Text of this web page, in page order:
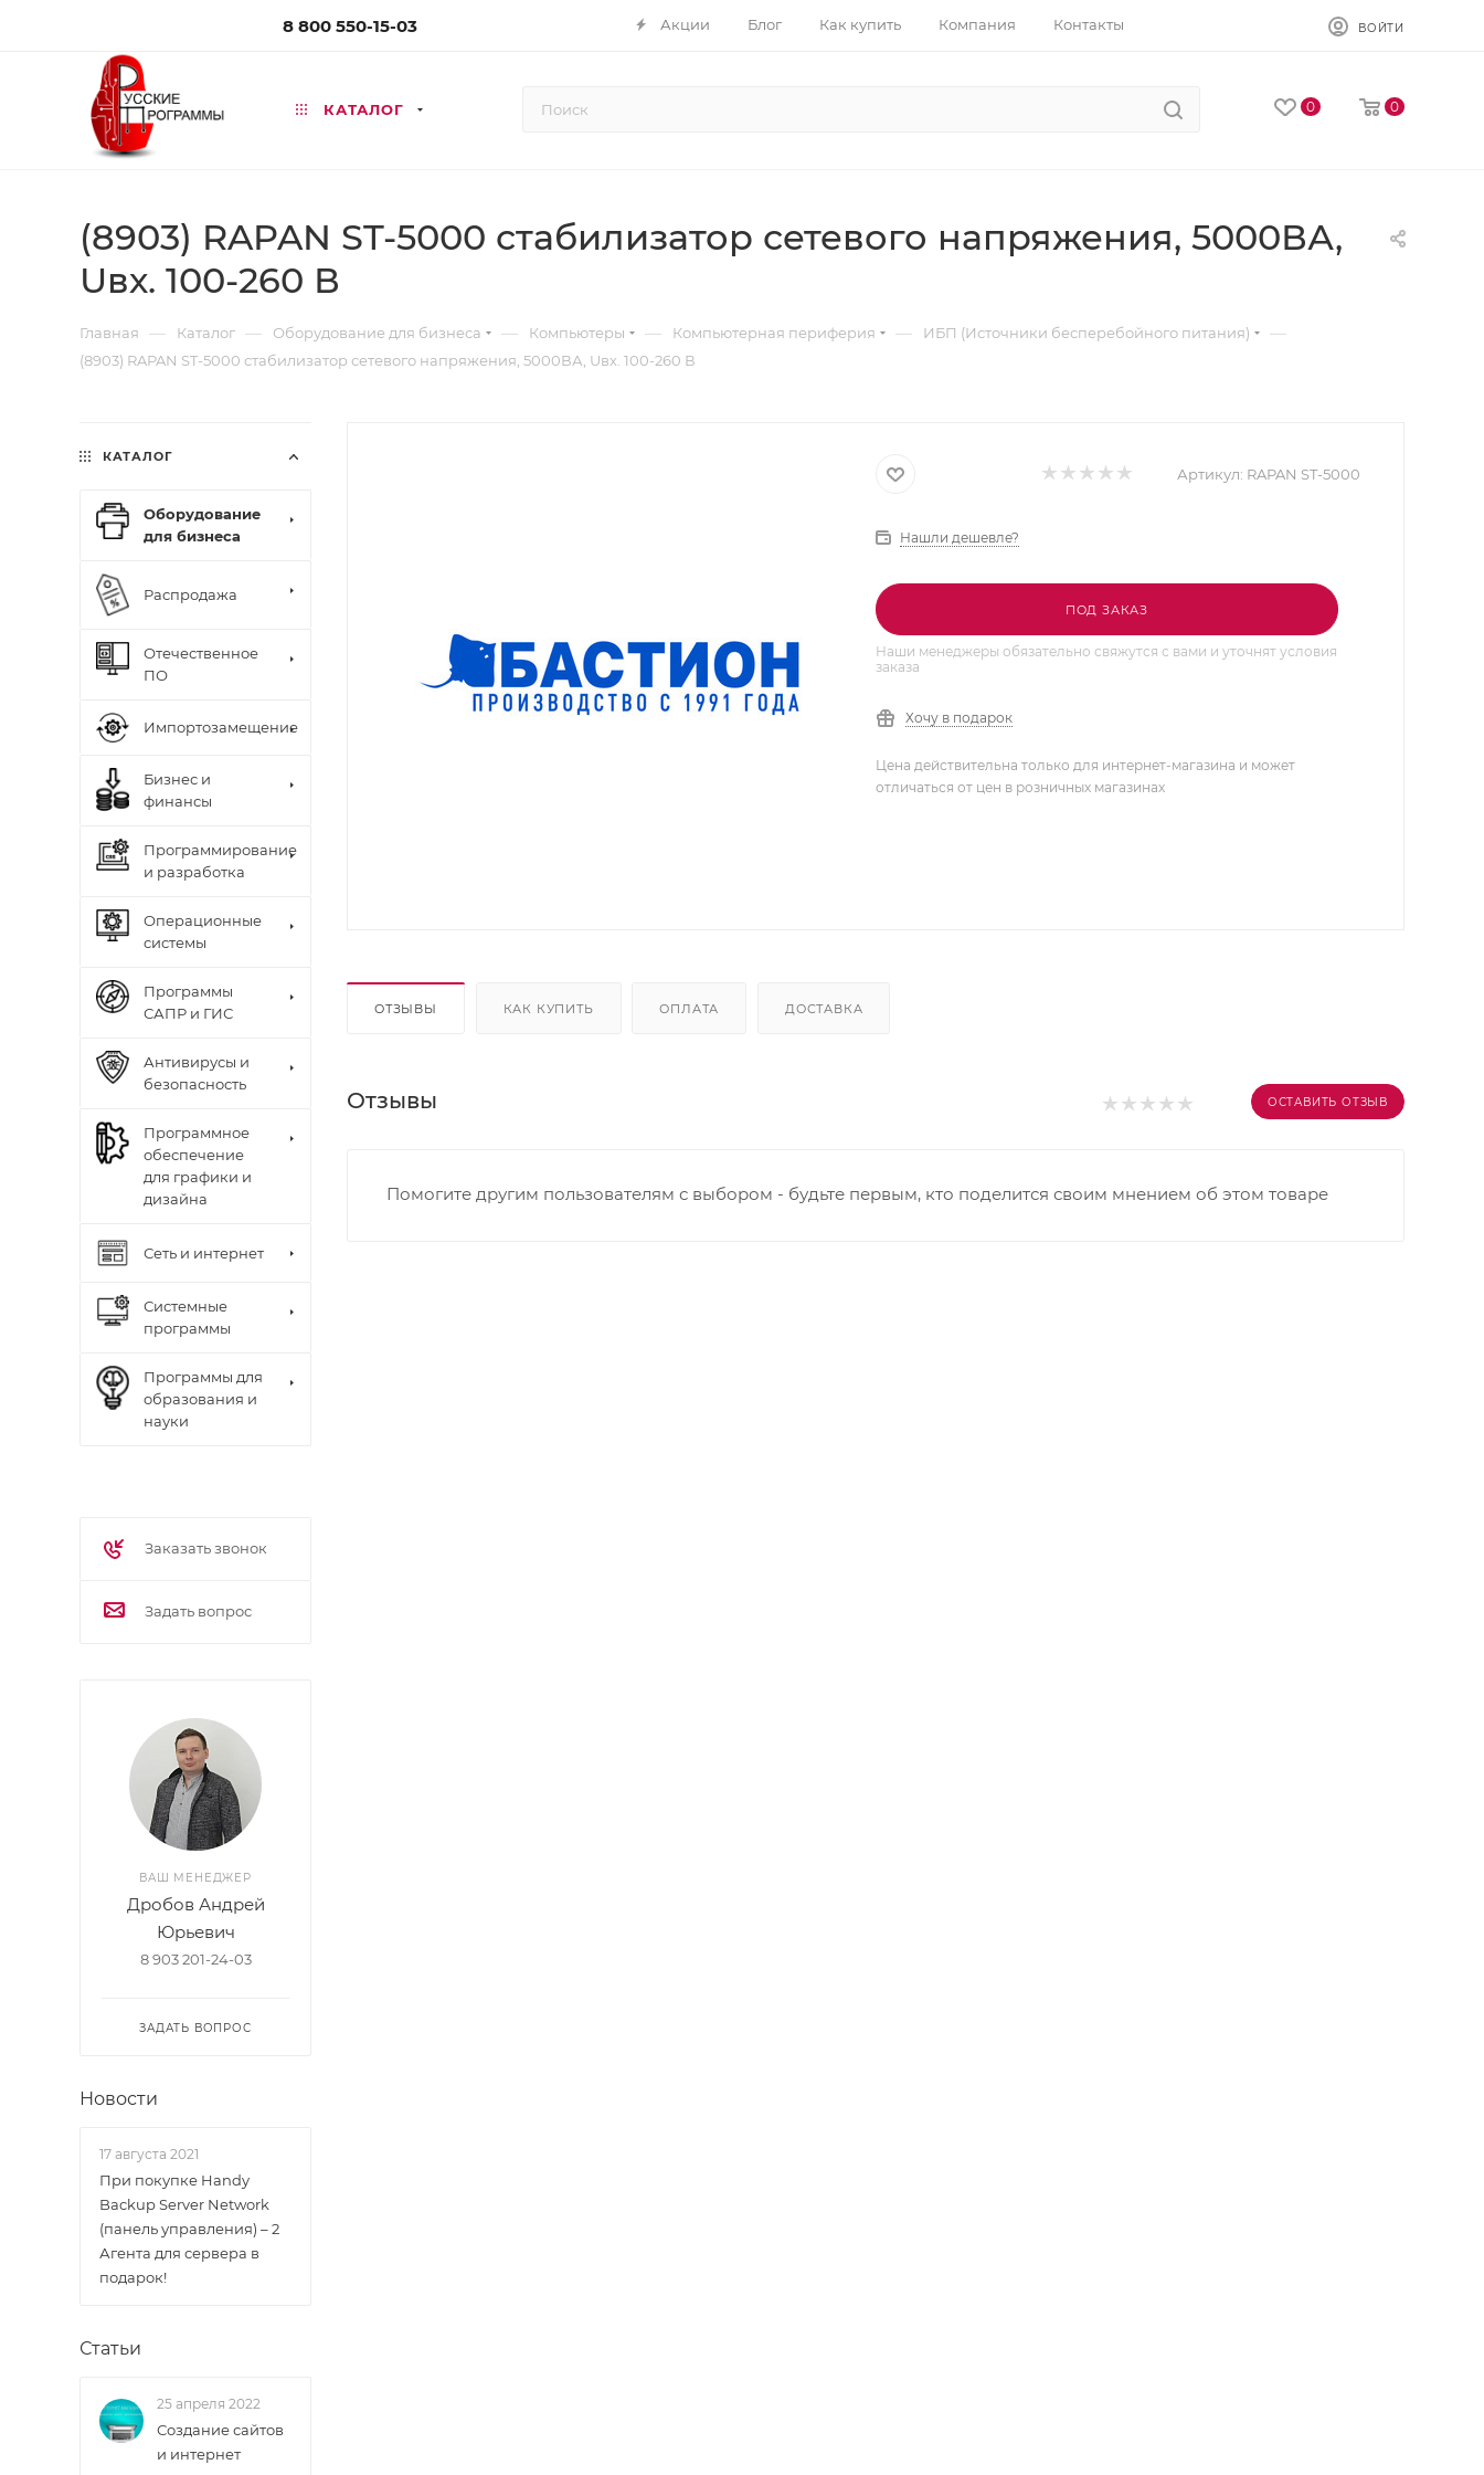
8 800 550-15-03 Акции Блог Как купить Компания Контакты ВОЙТИ
КАТАЛОГ 0 0
(8903) RAPAN ST-5000 стабилизатор сетевого напряжения, 5000ВА,
Uвх. 100-260 В
Главная — Каталог — Оборудование для бизнеса — Компьютеры — Компьютерная периферия — ИБП (Источники бесперебойного питания) —
(8903) RAPAN ST-5000 стабилизатор сетевого напряжения, 5000ВА, Uвх. 100-260 В
Артикул: RAPAN ST-5000
Нашли дешевле?
ПОД ЗАКАЗ
Наши менеджеры обязательно свяжутся с вами и уточнят условия
заказа
Хочу в подарок
Цена действительна только для интернет-магазина и может
отличаться от цен в розничных магазинах
ОТЗЫВЫ КАК КУПИТЬ ОПЛАТА ДОСТАВКА
Отзывы ОСТАВИТЬ ОТЗЫВ
Помогите другим пользователям с выбором - будьте первым, кто поделится своим мнением об этом товаре
КАТАЛОГ
Оборудование
для бизнеса
Распродажа
Отечественное
ПО
Импортозамещение
Бизнес и
финансы
Программирование
и разработка
Операционные
системы
Программы
САПР и ГИС
Антивирусы и
безопасность
Программное
обеспечение
для графики и
дизайна
Сеть и интернет
Системные
программы
Программы для
образования и
науки
Заказать звонок
Задать вопрос
ВАШ МЕНЕДЖЕР
Дробов Андрей
Юрьевич
8 903 201-24-03
ЗАДАТЬ ВОПРОС
Новости
17 августа 2021
При покупке Handy
Backup Server Network
(панель управления) – 2
Агента для сервера в
подарок!
Статьи
25 апреля 2022
Создание сайтов
и интернет